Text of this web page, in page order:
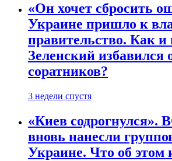
«Он хочет сбросить
Украине пришло к
правительство. Как и
Зеленский избавился
соратников?
3 недели спустя
«Киев содрогнулся».
вновь нанесли
Украине. Что об этом